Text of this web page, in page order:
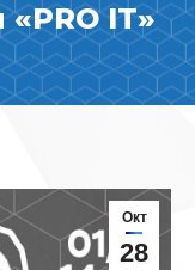
IT»
Окт
28